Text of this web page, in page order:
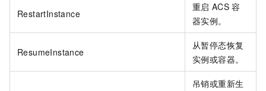
RestartInstance
重启 ACS 容
器实例。
ResumeInstance
从暂停态恢复
实例或容器。
吊销或重新生